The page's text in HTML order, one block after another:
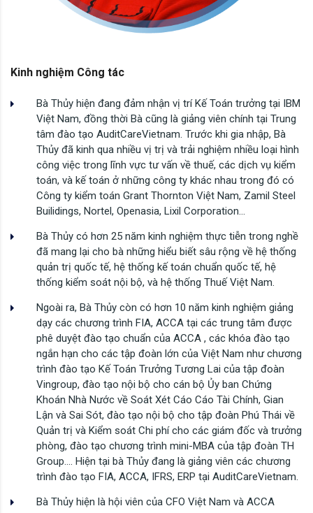
Kinh nghiệm Công tác
Bà Thủy hiện đang đảm nhận vị trí Kế Toán trưởng tại IBM
Việt Nam, đồng thời Bà cũng là giảng viên chính tại Trung
tâm đào tạo AuditCareVietnam. Trước khi gia nhập, Bà
Thủy đã kinh qua nhiều vị trị và trải nghiệm nhiều loại hình
công việc trong lĩnh vực tư vấn về thuế, các dịch vụ kiểm
toán, và kế toán ở những công ty khác nhau trong đó có
Công ty kiểm toán Grant Thornton Việt Nam, Zamil Steel
Builidings, Nortel, Openasia, Lixil Corporation…
Bà Thủy có hơn 25 năm kinh nghiệm thực tiễn trong nghề
đã mang lại cho bà những hiểu biết sâu rộng về hệ thống
quản trị quốc tế, hệ thống kế toán chuẩn quốc tế, hệ
thống kiểm soát nội bộ, và hệ thống Thuế Việt Nam.
Ngoài ra, Bà Thủy còn có hơn 10 năm kinh nghiệm giảng
dạy các chương trình FIA, ACCA tại các trung tâm được
phê duyệt đào tạo chuẩn của ACCA , các khóa đào tạo
ngắn hạn cho các tập đoàn lớn của Việt Nam như chương
trình đào tạo Kế Toán Trưởng Tương Lai của tập đoàn
Vingroup, đào tạo nội bộ cho cán bộ Ủy ban Chứng
Khoán Nhà Nước về Soát Xét Cáo Cáo Tài Chính, Gian
Lận và Sai Sót, đào tạo nội bộ cho tập đoàn Phú Thái về
Quản trị và Kiểm soát Chi phí cho các giám đốc và trưởng
phòng, đào tạo chương trình mini-MBA của tập đoàn TH
Group…. Hiện tại bà Thủy đang là giảng viên các chương
trình đào tạo FIA, ACCA, IFRS, ERP tại AuditCareVietnam.
Bà Thủy hiện là hội viên của CFO Việt Nam và ACCA